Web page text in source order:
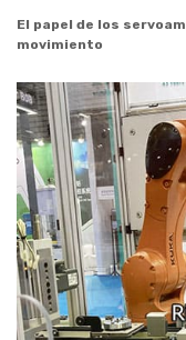
El papel de los
movimiento